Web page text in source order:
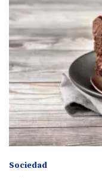
Sociedad